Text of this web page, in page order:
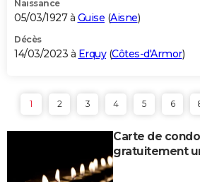
Naissance
05/03/1927 à Guise (Aisne)
Décès
14/03/2023 à Erquy(Côtes-d'Armor)
1 2 3 4 5 6
Carte de
gratuitement